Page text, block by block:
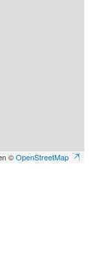
©OpenStreetMap